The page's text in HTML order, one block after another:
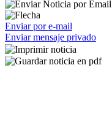
Enviar por e-mail
Enviar mensaje privado